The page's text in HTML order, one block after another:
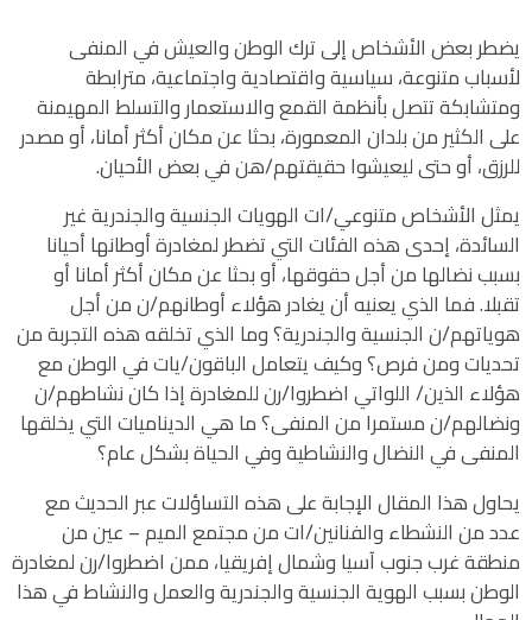
يضطر بعض الأشخاص إلى ترك الوطن والعيش في المنفى
لأسباب متنوعة، سياسية واقتصادية واجتماعية، مترابطة
ومتشابكة تتصل بأنظمة القمع والاستعمار والتسلط المهيمنة
على الكثير من بلدان المعمورة، بحثا عن مكان أكثر أمانا، أو مصدر
للرزق، أو حتى ليعيشوا حقيقتهم/هن في بعض الأحيان.
يمثل الأشخاص متنوعي/ات الهويات الجنسية والجندرية غير
السائدة، إحدى هذه الفئات التي تضطر لمغادرة أوطانها أحيانا
بسبب نضالها من أجل حقوقها، أو بحثا عن مكان أكثر أمانا أو
تقبلا. فما الذي يعنيه أن يغادر هؤلاء أوطانهم/ن من أجل
هوياتهم/ن الجنسية والجندرية؟ وما الذي تخلقه هذه التجربة من
تحديات ومن فرص؟ وكيف يتعامل الباقون/يات في الوطن مع
هؤلاء الذين/ اللواتي اضطروا/رن للمغادرة إذا كان نشاطهم/ن
ونضالهم/ن مستمرا من المنفى؟ ما هي الديناميات التي يخلقها
المنفى في النضال والنشاطية وفي الحياة بشكل عام؟
يحاول هذا المقال الإجابة على هذه التساؤلات عبر الحديث مع
عدد من النشطاء والفنانين/ات من مجتمع الميم – عين من
منطقة غرب جنوب آسيا وشمال إفريقيا، ممن اضطروا/رن لمغادرة
الوطن بسبب الهوية الجنسية والجندرية والعمل والنشاط في هذا